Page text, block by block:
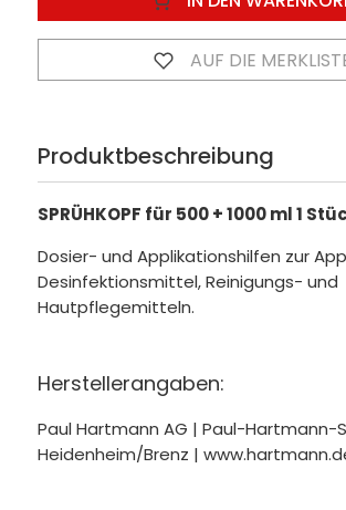
AUF DIE
Produktbeschreibung
SPRÜHKOPF für 500 + 1000 ml 1
Dosier- und Applikationshilfen zur
Desinfektionsmittel, Reinigungs- und
Hautpflegemitteln.
Herstellerangaben:
Paul Hartmann AG | Paul-Hartmann-
Heidenheim/Brenz |